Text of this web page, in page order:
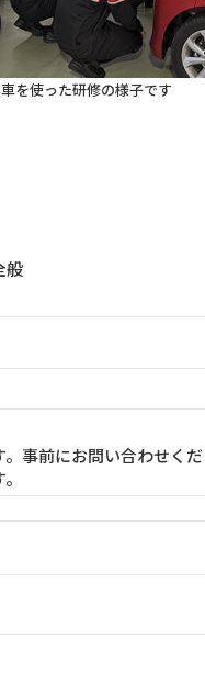
を使った研修の様子です
般
事前にお問い合わせくだ